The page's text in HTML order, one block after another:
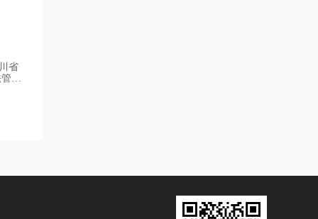
省
理
业